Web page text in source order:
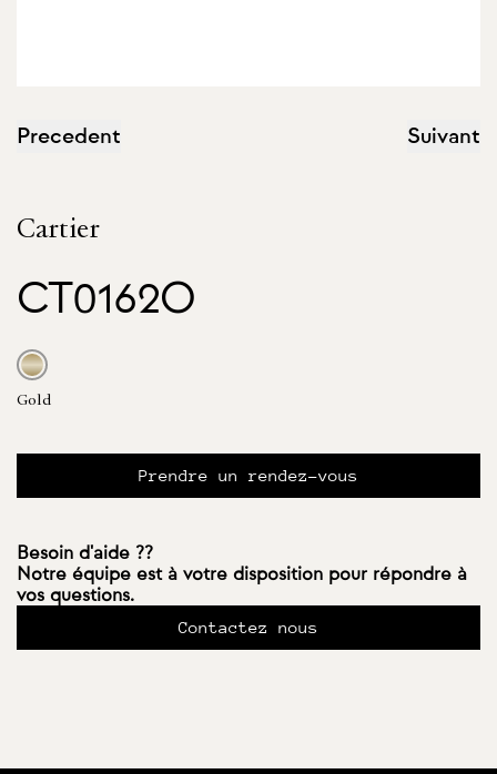
Precedent Suivant
Cartier
CT0162O
Gold
Prendre un rendez-vous
Besoin d'aide ??
Notre équipe est à votre disposition pour répondre à
vos questions.
Contactez nous